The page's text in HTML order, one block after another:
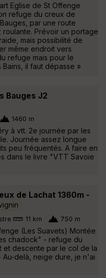
Eglise de St Offenge
refuge du creux de
par une route
Prévoir un portage
mais possibilité de
même endroit vers
refuge mais pour le
il faut dépasse »
Bauges J2
1460 m
à vtt. 2e journée par les
Journée assez longue
peu fréquentés. A faire en
dans le livre "VTT Savoie
de Lachat 1360m -
11 km 750 m
(Les Suavets) Montée
chadock" - refuge du
et descente par le col de la
Au-delà, neige dure, je n'ai